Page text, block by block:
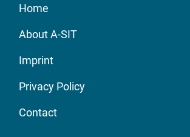
Home
About A-SIT
Imprint
Privacy Policy
Contact